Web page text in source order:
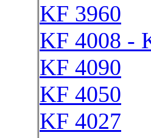
KF 3960
KF 4008 -
KF 4090
KF 4050
KF 4027